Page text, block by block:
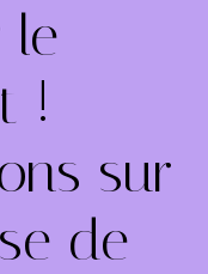
le
!
sur
de